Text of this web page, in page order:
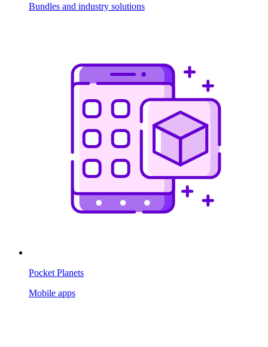
Bundles and industry solutions
Pocket Planets
Mobile apps